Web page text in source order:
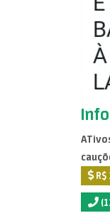
R$